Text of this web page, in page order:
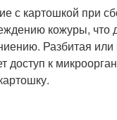
с картошкой при
кожуры, что
Разбитая
доступ к